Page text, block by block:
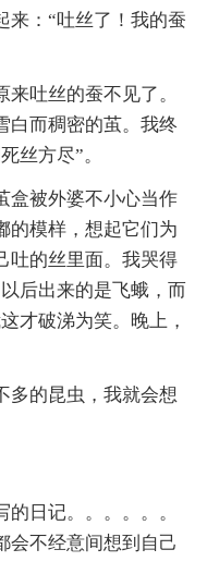
来：“吐丝了！我的蚕
吐丝的蚕不见了。
白而稠密的茧。我终
丝方尽”。
盒被外婆不小心当作
的模样，想起它们为
吐的丝里面。我哭得
后出来的是飞蛾，而
才破涕为笑。晚上，
多的昆虫，我就会想
日记。。。。。。
会不经意间想到自己